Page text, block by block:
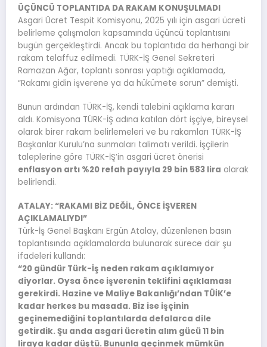
ÜÇÜNCÜ TOPLANTIDA DA RAKAM KONUŞULMADI
Asgari Ücret Tespit Komisyonu, 2025 yılı için asgari ücreti
belirleme çalışmaları kapsamında üçüncü toplantısını
bugün gerçekleştirdi. Ancak bu toplantıda da herhangi bir
rakam telaffuz edilmedi. TÜRK-İŞ Genel Sekreteri
Ramazan Ağar, toplantı sonrası yaptığı açıklamada,
“Rakamı gidin işverene ya da hükümete sorun” demişti.
Bunun ardından TÜRK-İŞ, kendi talebini açıklama kararı
aldı. Komisyona TÜRK-İŞ adına katılan dört işçiye, bireysel
olarak birer rakam belirlemeleri ve bu rakamları TÜRK-İŞ
Başkanlar Kurulu’na sunmaları talimatı verildi. İşçilerin
taleplerine göre TÜRK-İŞ’in asgari ücret önerisi
enflasyon artı %20 refah payıyla 29 bin 583 lira olarak
belirlendi.
ATALAY: “RAKAMI BİZ DEĞİL, ÖNCE İŞVEREN
AÇIKLAMALIYDI”
Türk-İş Genel Başkanı Ergün Atalay, düzenlenen basın
toplantısında açıklamalarda bulunarak sürece dair şu
ifadeleri kullandı:
“20 gündür Türk-İş neden rakam açıklamıyor
diyorlar. Oysa önce işverenin teklifini açıklaması
gerekirdi. Hazine ve Maliye Bakanlığı’ndan TÜİK’e
kadar herkes bu masada. Biz ise işçinin
geçinemediğini toplantılarda defalarca dile
getirdik. Şu anda asgari ücretin alım gücü 11 bin
liraya kadar düştü. Bununla geçinmek mümkün